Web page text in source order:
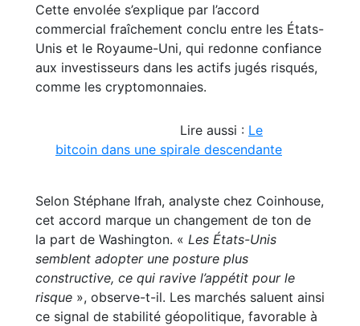
Cette envolée s’explique par l’accord
commercial fraîchement conclu entre les États-
Unis et le Royaume-Uni, qui redonne confiance
aux investisseurs dans les actifs jugés risqués,
comme les cryptomonnaies.
Lire aussi : Le
bitcoin dans une spirale descendante
Selon Stéphane Ifrah, analyste chez Coinhouse,
cet accord marque un changement de ton de
la part de Washington. « Les États-Unis
semblent adopter une posture plus
constructive, ce qui ravive l’appétit pour le
risque », observe-t-il. Les marchés saluent ainsi
ce signal de stabilité géopolitique, favorable à